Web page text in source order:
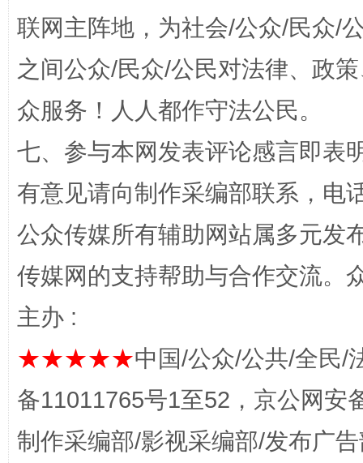
联网主阵地，为社会/公众/民众/
之间公众/民众/公民对法律、政
众服务！人人都作守法公民。
七、参与本网发表评论感言即表
有意见请向制作采编部联系，电
公众传媒所有辅助网站属多元发
传媒网的支持帮助与合作交流。
主办 :
★★★★★中国/公众/公共/全民/
备11011765号1至52，京公网安
制作采编部/影视采编部/发布广